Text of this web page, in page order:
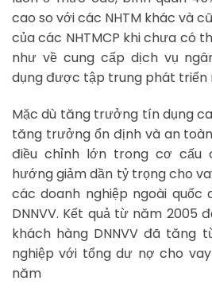
cao so với các NHTM khác và
của các NHTMCP khi chưa có
như về cung cấp dịch vụ
dụng được tập trung phát triển
Mặc dù tăng trưởng tín dụng
tăng trưởng ổn định và an
điều chỉnh lớn trong cơ cấu
hướng giảm dần tỷ trọng cho
các doanh nghiệp ngoài quốc
DNNVV. Kết quả từ năm 2005
khách hàng DNNVV đã tăng
nghiệp với tổng dư nợ cho
năm